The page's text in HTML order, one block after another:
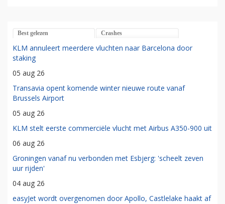
Best gelezen Crashes
KLM annuleert meerdere vluchten naar Barcelona door
staking
05 aug 26
Transavia opent komende winter nieuwe route vanaf
Brussels Airport
05 aug 26
KLM stelt eerste commerciële vlucht met Airbus A350-900 uit
06 aug 26
Groningen vanaf nu verbonden met Esbjerg: 'scheelt zeven
uur rijden'
04 aug 26
easyJet wordt overgenomen door Apollo, Castlelake haakt af